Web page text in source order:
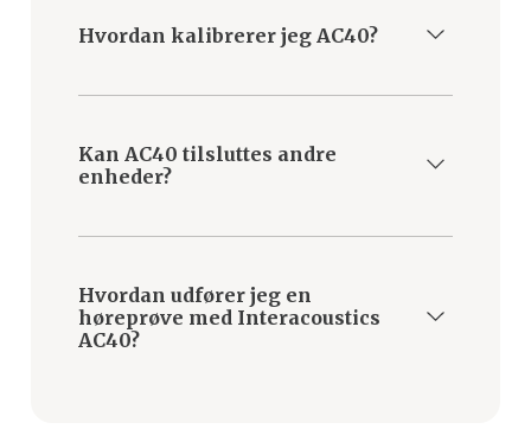
Hvordan kalibrerer jeg AC40?
fra fabrikken. Herefter er det vigtigt, at
du årligt får kalibreret udstyret for at
om kalibrering her.
Kan AC40 tilsluttes andre
enheder?
der kan forbindes til eksterne skærme
eller projektorer.
Hvordan udfører jeg en
høreprøve med Interacoustics
AC40?